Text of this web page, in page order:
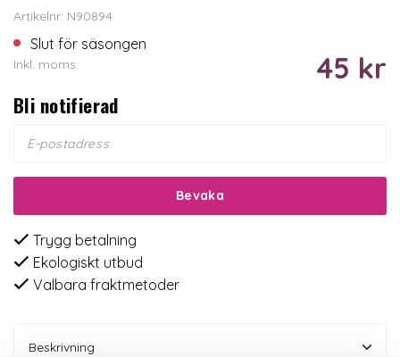
Artikelnr: N90894
Slut för säsongen
Inkl. moms: 45 kr
Bli notifierad
Bevaka
Trygg betalning
Ekologiskt utbud
Valbara fraktmetoder
Beskrivning